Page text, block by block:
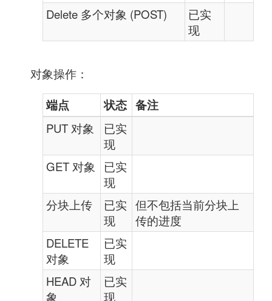
Delete 多个对象 (POST)
已实
现
对象操作：
端点 状态 备注
PUT 对象
已实
现
GET 对象
已实
现
分块上传
已实
现
但不包括当前分块上
传的进度
DELETE
对象
已实
现
HEAD 对
象
已实
现